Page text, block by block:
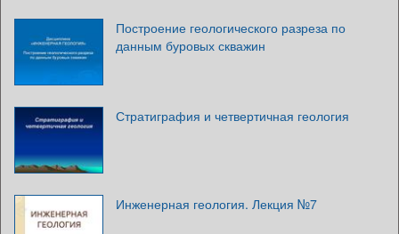
Построение геологического разреза по
данным буровых скважин
Стратиграфия и четвертичная геология
Инженерная геология. Лекция №7